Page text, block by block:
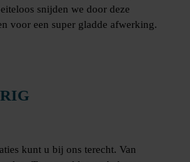
snijden we door deze
voor een super gladde afwerking.
kunt u bij ons terecht. Van